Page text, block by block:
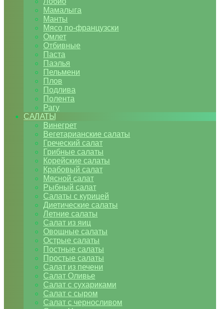
Мамалыга
Манты
Мясо по-французски
Омлет
Отбивные
Паста
Паэлья
Пельмени
Плов
Подлива
Полента
Рагу
САЛАТЫ
Винегрет
Вегетарианские салаты
Греческий салат
Грибные салаты
Корейские салаты
Крабовый салат
Мясной салат
Рыбный салат
Салаты с курицей
Диетические салаты
Летние салаты
Салат из яиц
Овощные салаты
Острые салаты
Постные салаты
Простые салаты
Салат из печени
Салат Оливье
Салат с сухариками
Салат с сыром
Салат с черносливом